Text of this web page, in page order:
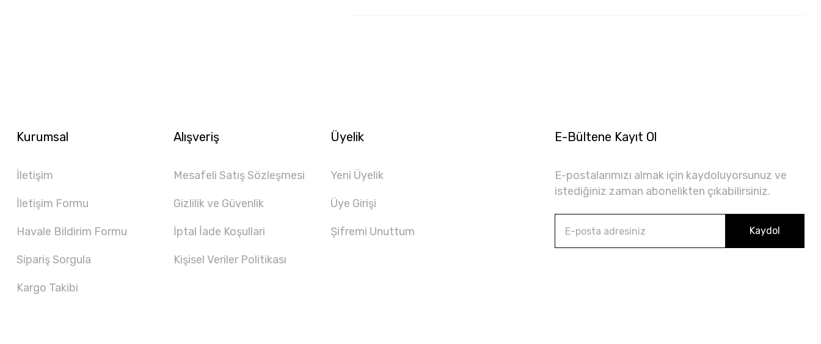
Kurumsal
İletişim
İletişim Formu
Havale Bildirim Formu
Sipariş Sorgula
Kargo Takibi
Alışveriş
Mesafeli Satış Sözleşmesi
Gizlilik ve Güvenlik
İptal İade Koşullari
Kişisel Veriler Politikası
Üyelik
Yeni Üyelik
Üye Girişi
Şifremi Unuttum
E-Bültene Kayıt Ol
E-postalarımızı almak için kaydoluyorsunuz ve
istediğiniz zaman abonelikten çıkabilirsiniz.
Kaydol